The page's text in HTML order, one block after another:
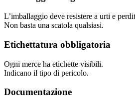
L’imballaggio deve resistere a urti e
Non basta una scatola qualsiasi.
Etichettatura obbligatoria
Ogni merce ha etichette visibili.
Indicano il tipo di pericolo.
Documentazione